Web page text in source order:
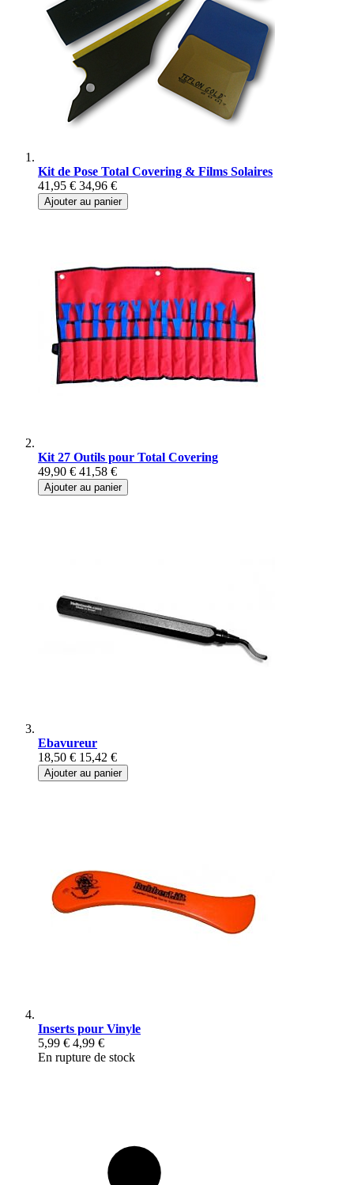
Kit de Pose Total Covering & Films Solaires
41,95 € 34,96 €
Ajouter au panier
Kit 27 Outils pour Total Covering
49,90 € 41,58 €
Ajouter au panier
Ebavureur
18,50 € 15,42 €
Ajouter au panier
Inserts pour Vinyle
5,99 € 4,99 €
En rupture de stock